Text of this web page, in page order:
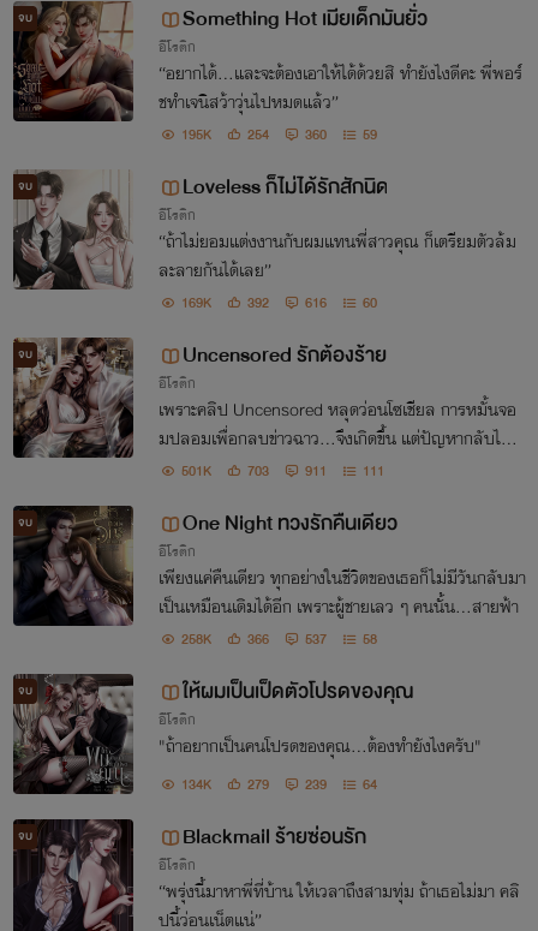
จบ Something Hot เมียเด็กมันยั่ว
อีโรติก
“อยากได้...และจะต้องเอาให้ได้ด้วยสิ ทำยังไงดีคะ พี่พอร์
ชทำเจนิสว้าวุ่นไปหมดแล้ว”
195K 254 360 59
จบ Loveless ก็ไม่ได้รักสักนิด
อีโรติก
“ถ้าไม่ยอมแต่งงานกับผมแทนพี่สาวคุณ ก็เตรียมตัวล้ม
ละลายกันได้เลย”
169K 392 616 60
จบ Uncensored รักต้องร้าย
อีโรติก
เพราะคลิป Uncensored หลุดว่อนโซเชียล การหมั้นจอ
มปลอมเพื่อกลบข่าวฉาว…จึงเกิดขึ้น แต่ปัญหากลับไม่จ
บอย่างที่คิด เมื่อคนรักตัวจริงของเธอ…ดันโผล่มาทวง “ข
501K 703 911 111
จบ One Night ทวงรักคืนเดียว
อีโรติก
เพียงแค่คืนเดียว ทุกอย่างในชีวิตของเธอก็ไม่มีวันกลับมา
เป็นเหมือนเดิมได้อีก เพราะผู้ชายเลว ๆ คนนั้น...สายฟ้า
258K 366 537 58
จบ ให้ผมเป็นเป็ดตัวโปรดของคุณ
อีโรติก
"ถ้าอยากเป็นคนโปรดของคุณ...ต้องทำยังไงครับ"
134K 279 239 64
จบ Blackmail ร้ายซ่อนรัก
อีโรติก
“พรุ่งนี้มาหาพี่ที่บ้าน ให้เวลาถึงสามทุ่ม ถ้าเธอไม่มา คลิ
ปนี้ว่อนเน็ตแน่”